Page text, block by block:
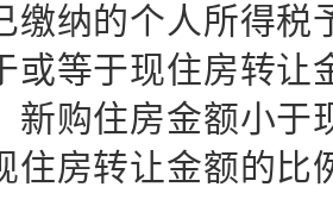
缴纳的个人所得税
或等于现住房转让
新购住房金额小于
住房转让金额的比